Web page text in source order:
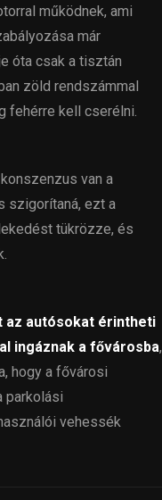
működnek, ami
már
óta csak a tisztán
zöld rendszámmal
fehérre kell cserélni.
van a
szigorítaná, ezt a
tükrözze, és
az autósokat érintheti
ingáznak a fővárosba,
hogy a fővárosi
parkolási
vehessék